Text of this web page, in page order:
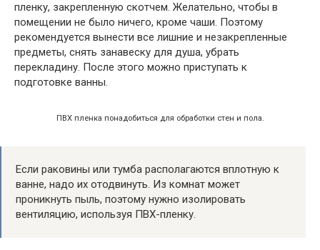
пленку, закрепленную скотчем. Желательно, чтобы в
помещении не было ничего, кроме чаши. Поэтому
рекомендуется вынести все лишние и незакрепленные
предметы, снять занавеску для душа, убрать
перекладину. После этого можно приступать к
подготовке ванны.
ПВХ пленка понадобиться для обработки стен и пола.
Если раковины или тумба располагаются вплотную к
ванне, надо их отодвинуть. Из комнат может
проникнуть пыль, поэтому нужно изолировать
вентиляцию, используя ПВХ-пленку.